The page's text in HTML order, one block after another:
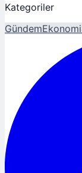
Kategoriler
GündemEkonomi